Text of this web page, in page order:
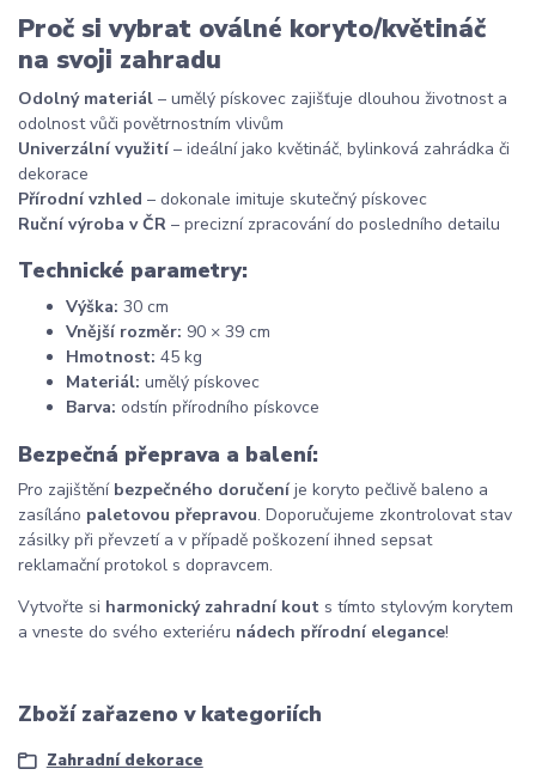
Proč si vybrat oválné koryto/květináč
na svoji zahradu
Odolný materiál – umělý pískovec zajišťuje dlouhou životnost a
odolnost vůči povětrnostním vlivům
Univerzální využití– ideální jako květináč, bylinková zahrádka či
dekorace
Přírodní vzhled – dokonale imituje skutečný pískovec
Ruční výroba v ČR – precizní zpracování do posledního detailu
Technické parametry:
Výška: 30 cm
Vnější rozměr: 90 × 39 cm
Hmotnost: 45 kg
Materiál: umělý pískovec
Barva: odstín přírodního pískovce
Bezpečná přeprava a balení:
Pro zajištění bezpečného doručeníje koryto pečlivě baleno a
zasíláno paletovou přepravou. Doporučujeme zkontrolovat stav
zásilky při převzetí a v případě poškození ihned sepsat
reklamační protokol s dopravcem.
Vytvořte si harmonický zahradní kout s tímto stylovým korytem
a vneste do svého exteriéru nádech přírodní elegance!
Zboží zařazeno v kategoriích
Zahradní dekorace